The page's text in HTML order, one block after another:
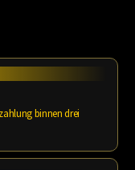
binnen drei